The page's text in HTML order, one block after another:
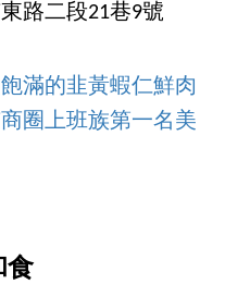
路二段21巷9號
滿的韭黃蝦仁鮮肉
圈上班族第一名美
食